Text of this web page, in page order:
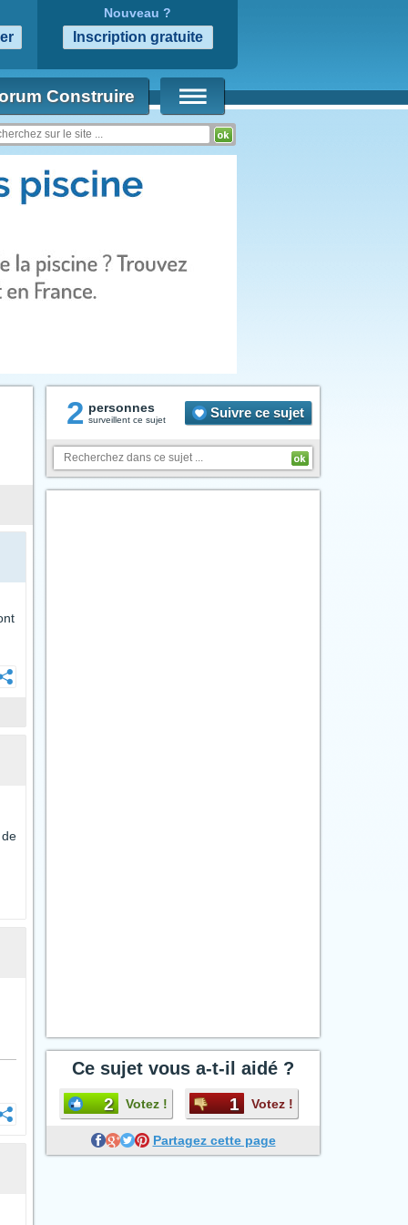
Nouveau ?
Construire
2 personnes
surveillent ce sujet Suivre ce sujet
Ce sujet vous a-t-il aidé ?
2 Votez ! 1 Votez !
Partagez cette page